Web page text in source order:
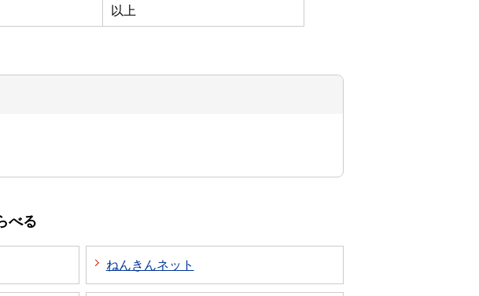
以上
べる
ねんきんネット